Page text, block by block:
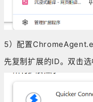
5）配置
先复制扩展的ID。双击